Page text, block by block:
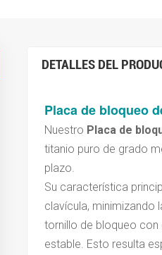
DETALLES DEL
Placa de bloqueo
Nuestro Placa de
titanio puro de grado
plazo.
Su característica
clavícula, minimizando
tornillo de bloqueo con
estable. Esto resulta